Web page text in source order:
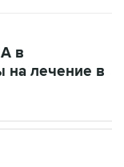
в
на лечение в